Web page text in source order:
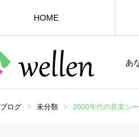
あ
HOME
ブログ 未分類 2000年代の音楽シ